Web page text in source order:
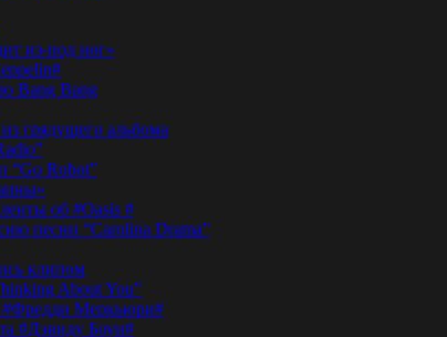
из-под ног»
Bang Bang
грядущего альбома
“Go Robot”
об #Oasis #
песни “Carolina Drama”
клипом
About You”
#Фредди Меркьюри#
#Дэвиду Боуи#